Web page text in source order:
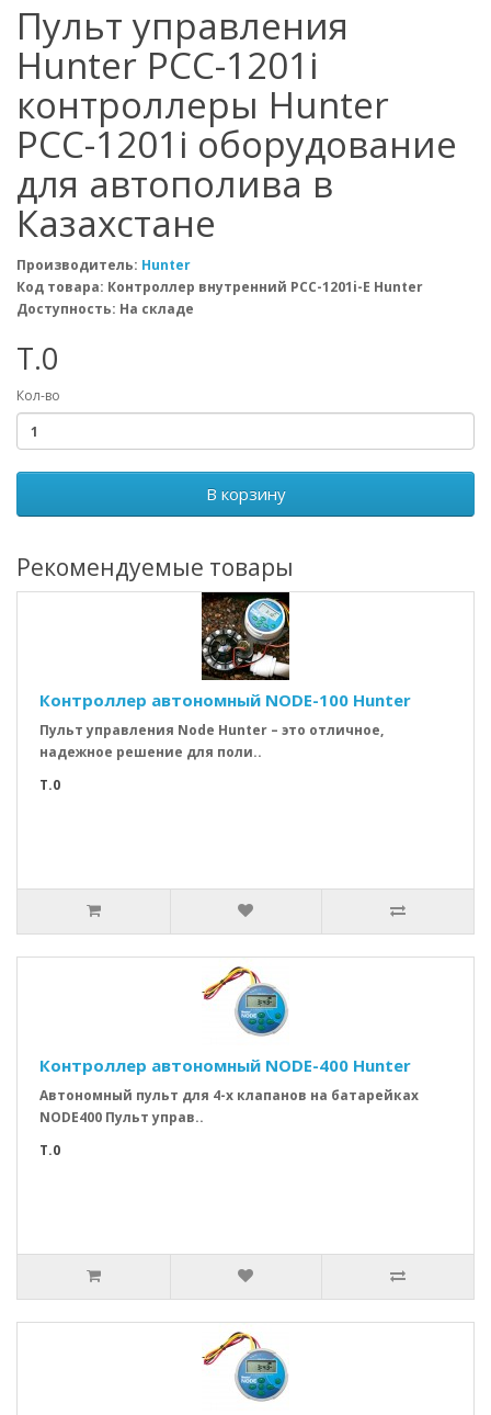
Пульт управления
Hunter PCC-1201i
контроллеры Hunter
PCC-1201i оборудование
для автополива в
Казахстане
Производитель: Hunter
Код товара: Контроллер внутренний PCC-1201i-E Hunter
Доступность: На складе
T.0
Кол-во
В корзину
Рекомендуемые товары
Контроллер автономный NODE-100 Hunter
Пульт управления Node Hunter – это отличное,
надежное решение для поли..
T.0
Контроллер автономный NODE-400 Hunter
Автономный пульт для 4-х клапанов на батарейках
NODE400 Пульт управ..
T.0